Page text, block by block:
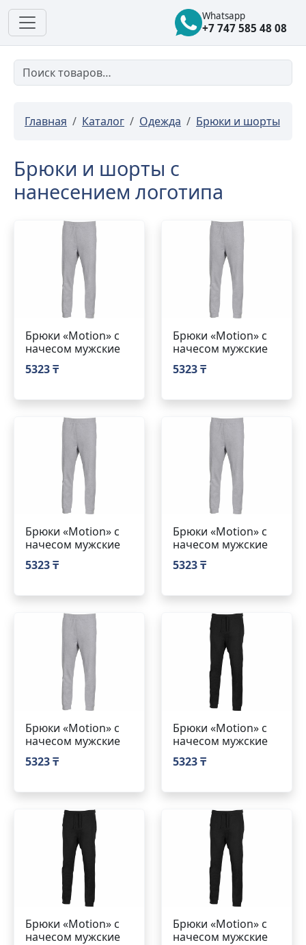
Whatsapp
+7 747 585 48 08
Главная Каталог Одежда Брюки и шорты
Брюки и шорты с
нанесением логотипа
Брюки «Motion» с
начесом мужские
5323 ₸
Брюки «Motion» с
начесом мужские
5323 ₸
Брюки «Motion» с
начесом мужские
5323 ₸
Брюки «Motion» с
начесом мужские
5323 ₸
Брюки «Motion» с
начесом мужские
5323 ₸
Брюки «Motion» с
начесом мужские
5323 ₸
Брюки «Motion» с
начесом мужские
Брюки «Motion» с
начесом мужские